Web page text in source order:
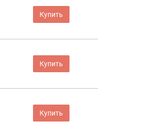
Купить
Купить
Купить